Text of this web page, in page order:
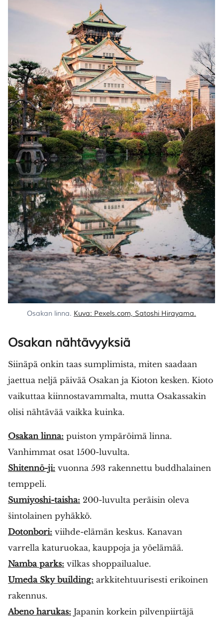
Osakan linna. Kuva: Pexels.com, Satoshi Hirayama.
Osakan nähtävyyksiä
Siinäpä onkin taas sumplimista, miten saadaan
jaettua neljä päivää Osakan ja Kioton kesken. Kioto
vaikuttaa kiinnostavammalta, mutta Osakassakin
olisi nähtävää vaikka kuinka.
Osakan linna: puiston ympäröimä linna.
Vanhimmat osat 1500-luvulta.
Shitennō-ji: vuonna 593 rakennettu buddhalainen
temppeli.
Sumiyoshi-taisha: 200-luvulta peräisin oleva
šintolainen pyhäkkö.
Dotonbori: viihde-elämän keskus. Kanavan
varrella katuruokaa, kauppoja ja yöelämää.
Namba parks: vilkas shoppailualue.
Umeda Sky building: arkkitehtuurisesti erikoinen
rakennus.
Abeno harukas: Japanin korkein pilvenpiirtäjä